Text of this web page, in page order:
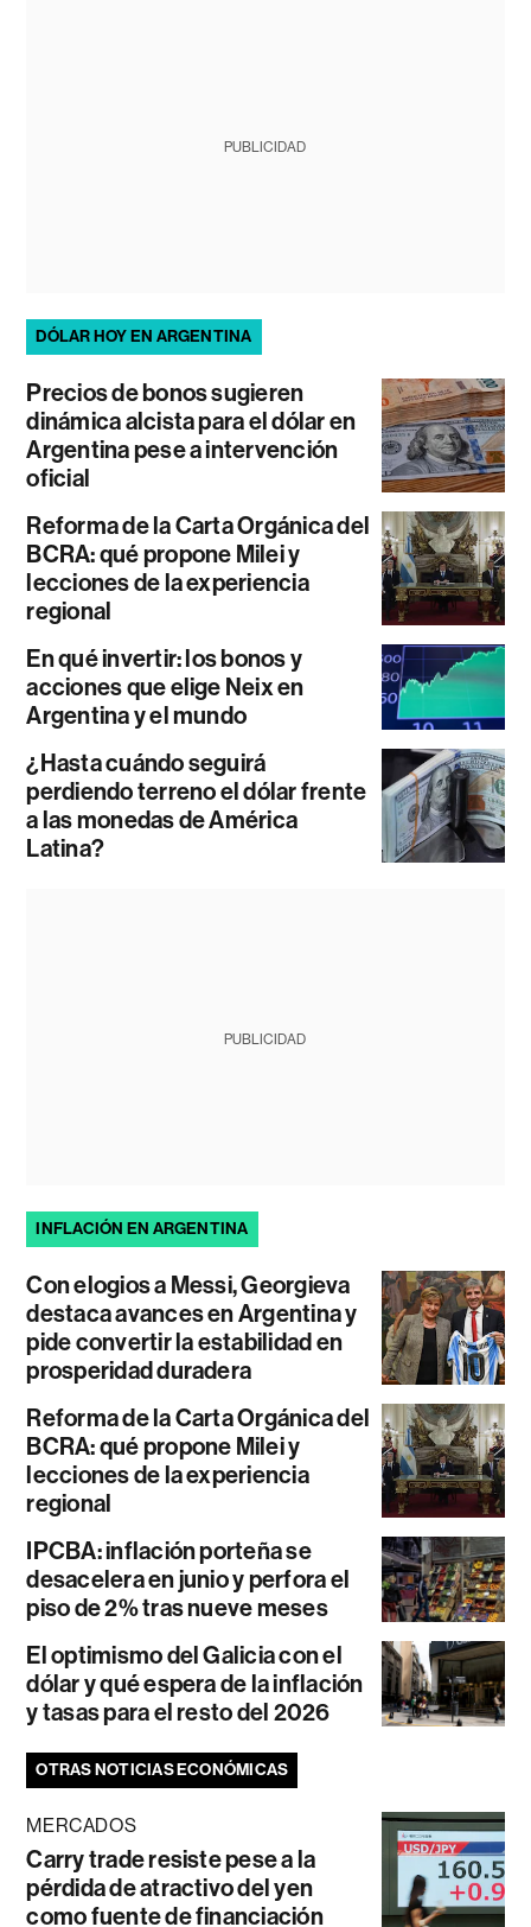
PUBLICIDAD
DÓLAR HOY EN ARGENTINA
Precios de bonos sugieren
dinámica alcista para el dólar en
Argentina pese a intervención
oficial
Reforma de la Carta Orgánica del
BCRA: qué propone Milei y
lecciones de la experiencia
regional
En qué invertir: los bonos y
acciones que elige Neix en
Argentina y el mundo
¿Hasta cuándo seguirá
perdiendo terreno el dólar frente
a las monedas de América
Latina?
PUBLICIDAD
INFLACIÓN EN ARGENTINA
Con elogios a Messi, Georgieva
destaca avances en Argentina y
pide convertir la estabilidad en
prosperidad duradera
Reforma de la Carta Orgánica del
BCRA: qué propone Milei y
lecciones de la experiencia
regional
IPCBA: inflación porteña se
desacelera en junio y perfora el
piso de 2% tras nueve meses
El optimismo del Galicia con el
dólar y qué espera de la inflación
y tasas para el resto del 2026
OTRAS NOTICIAS ECONÓMICAS
MERCADOS
Carry trade resiste pese a la
pérdida de atractivo del yen
como fuente de financiación